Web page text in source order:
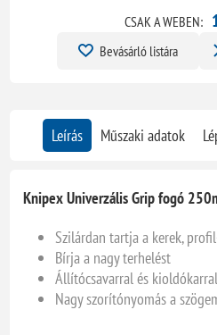
CSAK A WEBEN:
Bevásárló listára
Leírás Műszaki adatok
Knipex Univerzális Grip fogó
Szilárdan tartja a kerek,
Bírja a nagy terhelést
Állítócsavarral és kioldókarral
Nagy szorítónyomás a